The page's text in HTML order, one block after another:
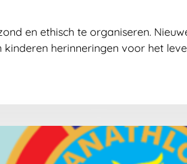
en ethisch te organiseren.
herinneringen voor het